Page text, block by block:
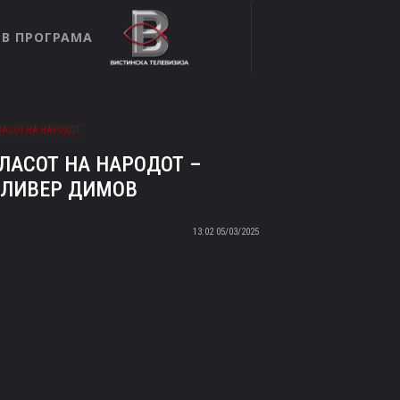
ПРОГРАМА
НА НАРОДОТ
НА НАРОДОТ –
ДИМОВ
05/03/2025 13:02